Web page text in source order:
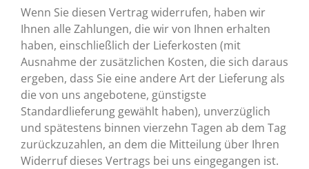
Wenn Sie diesen Vertrag widerrufen, haben wir
Ihnen alle Zahlungen, die wir von Ihnen erhalten
haben, einschließlich der Lieferkosten (mit
Ausnahme der zusätzlichen Kosten, die sich daraus
ergeben, dass Sie eine andere Art der Lieferung als
die von uns angebotene, günstigste
Standardlieferung gewählt haben), unverzüglich
und spätestens binnen vierzehn Tagen ab dem Tag
zurückzuzahlen, an dem die Mitteilung über Ihren
Widerruf dieses Vertrags bei uns eingegangen ist.